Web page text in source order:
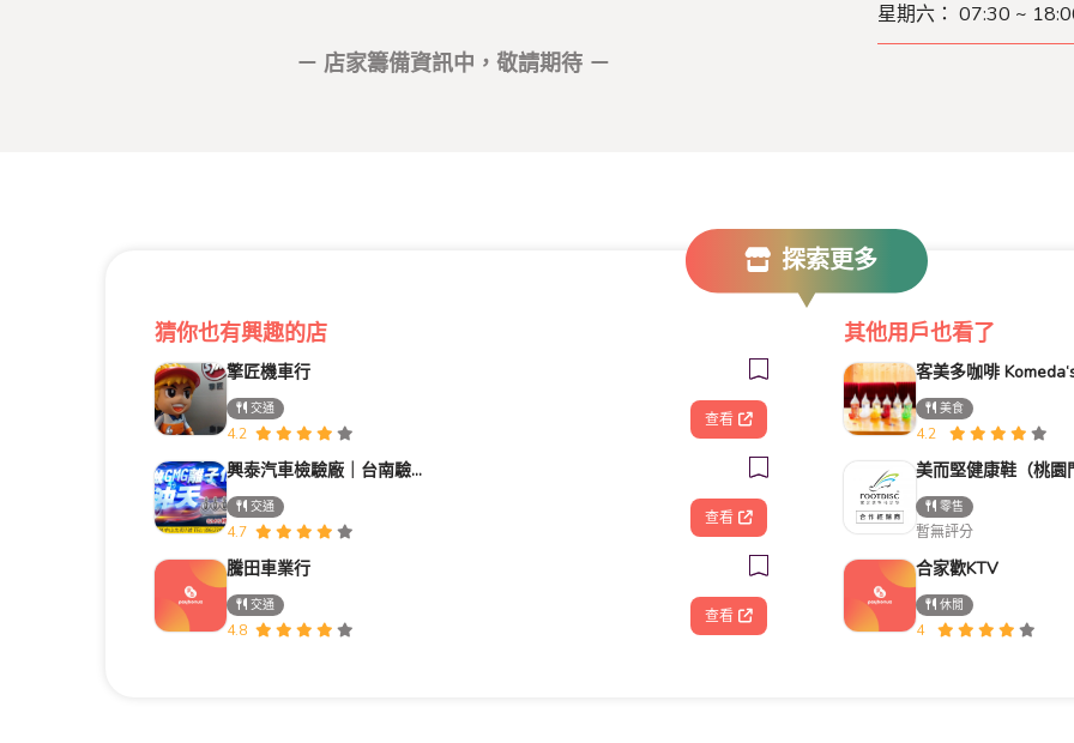
－ 店家籌備資訊中，敬請期待 －
星期六： 07:30 ~
探索更多
猜你也有興趣的店
擎匠機車行
交通
4.2
查看
興泰汽車檢驗廠｜台南驗車｜修車｜汽車保養《路馳揚歸仁店》
交通
4.7
查看
騰田車業行
交通
4.8
查看
其他用戶也看了
美食
4.2
美而堅健康鞋（桃園
零售
暫無評分
合家歡KTV
休閒
4